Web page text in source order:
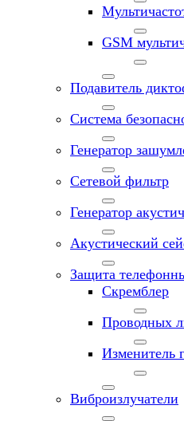
GSM
Подавитель
Система
Генератор
Сетевой фильтр
Генератор
Акустический
Защита
Скремблер
Проводных
Изменитель
Виброизлучатели